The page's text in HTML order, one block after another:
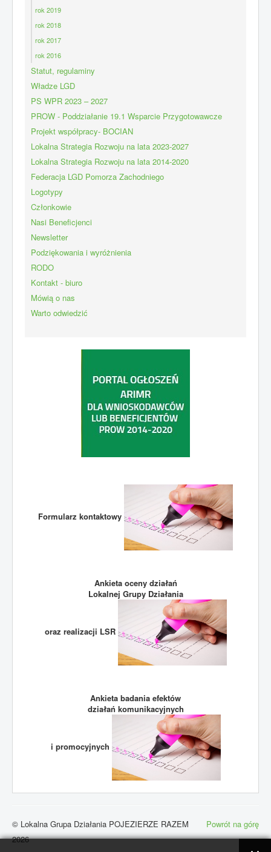
rok 2019
rok 2018
rok 2017
rok 2016
Statut, regulaminy
Władze LGD
PS WPR 2023 – 2027
PROW - Poddziałanie 19.1 Wsparcie Przygotowawcze
Projekt współpracy- BOCIAN
Lokalna Strategia Rozwoju na lata 2023-2027
Lokalna Strategia Rozwoju na lata 2014-2020
Federacja LGD Pomorza Zachodniego
Logotypy
Członkowie
Nasi Beneficjenci
Newsletter
Podziękowania i wyróżnienia
RODO
Kontakt - biuro
Mówią o nas
Warto odwiedzić
Formularz kontaktowy
Ankieta oceny działań
Lokalnej Grupy Działania
oraz realizacji LSR
Ankieta badania efektów
działań komunikacyjnych
i promocyjnych
Powrót na górę
© Lokalna Grupa Działania POJEZIERZE RAZEM
2026